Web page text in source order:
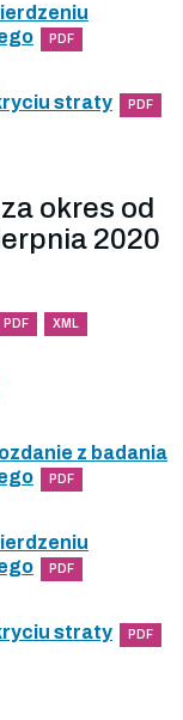
PDF
straty PDF
okres od
2020
PDF XML
z badania
PDF
PDF
straty PDF